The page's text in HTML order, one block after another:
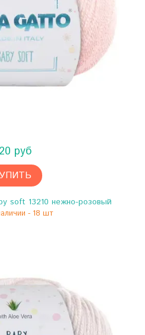
руб
soft 13210 нежно-розовый
- 18 шт